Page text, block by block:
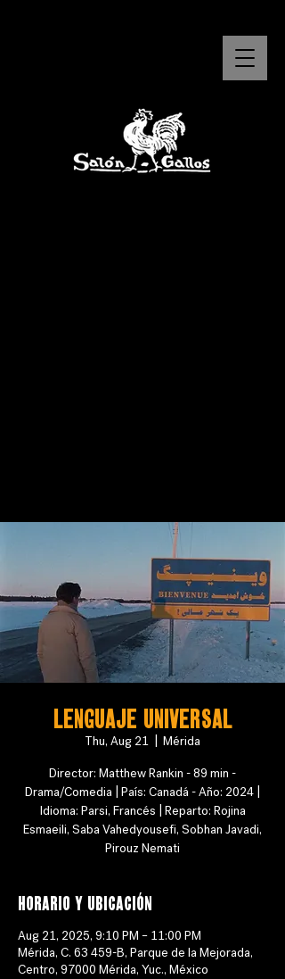
Lenguaje Universal
Thu, Aug 21
Mérida
Director: Matthew Rankin - 89 min -
Drama/Comedia | País: Canadá - Año: 2024 |
Idioma: Parsi, Francés | Reparto: Rojina
Esmaeili, Saba Vahedyousefi, Sobhan Javadi,
Pirouz Nemati
Horario y ubicación
Aug 21, 2025, 9:10 PM – 11:00 PM
Mérida, C. 63 459-B, Parque de la Mejorada,
Centro, 97000 Mérida, Yuc., México